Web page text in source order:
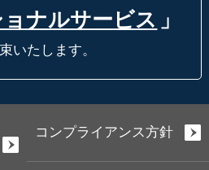
ナルサービス 」
いたします。
コンプライアンス方針